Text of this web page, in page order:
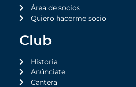
Área de socios
Quiero hacerme socio
Club
Historia
Anúnciate
Cantera